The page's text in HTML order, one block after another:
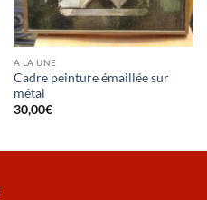
A LA UNE
Cadre peinture émaillée sur
métal
30,00€